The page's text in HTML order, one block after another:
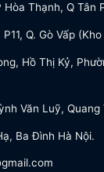
Hòa Thạnh, Q Tân
Q. Gò Vấp
Hồ Thị Kỷ,
Văn Luỹ, Quang
Ba Đình Hà Nội.